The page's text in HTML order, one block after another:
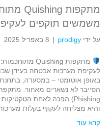
משמשים תוקפים
על ידי prodigy
| 8 באפריל 2025
באופן אוטומטי – במסעדה,
והיא מצליחה לעקוף בקלות
קרא עוד